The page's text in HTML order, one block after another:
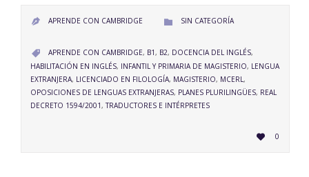
 APRENDE CON CAMBRIDGE  CATEGORY
SIN CATEGORÍA
 CATEGORY
APRENDE CON CAMBRIDGE, B1, B2, DOCENCIA DEL INGLÉS,
HABILITACIÓN EN INGLÉS, INFANTIL Y PRIMARIA DE MAGISTERIO, LENGUA
EXTRANJERA, LICENCIADO EN FILOLOGÍA, MAGISTERIO, MCERL ,
OPOSICIONES DE LENGUAS EXTRANJERAS, PLANES PLURILINGÜES, REAL
DECRETO 1594/2001 ,TRADUCTORES E INTÉRPRETES
 LOVE
IT0